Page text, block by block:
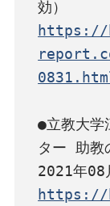
https://
●立教大学
ター 助教
https://